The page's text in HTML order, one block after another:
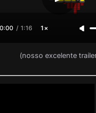
0:00 / 1:16 1×
(nosso excelente